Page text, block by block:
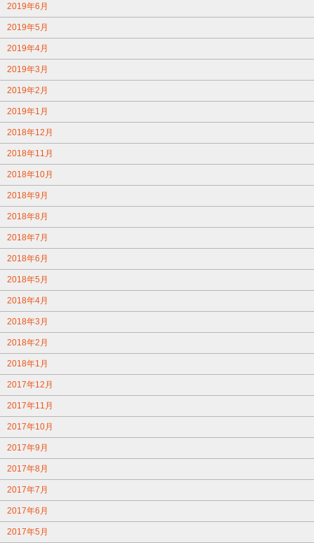
2019年6月
2019年5月
2019年4月
2019年3月
2019年2月
2019年1月
2018年12月
2018年11月
2018年10月
2018年9月
2018年8月
2018年7月
2018年6月
2018年5月
2018年4月
2018年3月
2018年2月
2018年1月
2017年12月
2017年11月
2017年10月
2017年9月
2017年8月
2017年7月
2017年6月
2017年5月